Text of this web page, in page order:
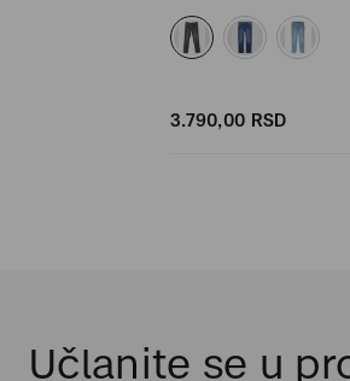
3.790,00 RSD
Učlanite se u